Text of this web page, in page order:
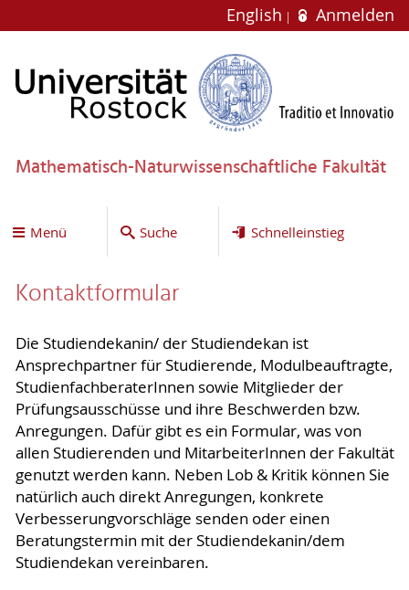
English Anmelden
Mathematisch-Naturwissenschaftliche Fakultät
Menü Suche Schnelleinstieg
Kontaktformular
Die Studiendekanin/ der Studiendekan ist
Ansprechpartner für Studierende, Modulbeauftragte,
StudienfachberaterInnen sowie Mitglieder der
Prüfungsausschüsse und ihre Beschwerden bzw.
Anregungen. Dafür gibt es ein Formular, was von
allen Studierenden und MitarbeiterInnen der Fakultät
genutzt werden kann. Neben Lob & Kritik können Sie
natürlich auch direkt Anregungen, konkrete
Verbesserungvorschläge senden oder einen
Beratungstermin mit der Studiendekanin/dem
Studiendekan vereinbaren.